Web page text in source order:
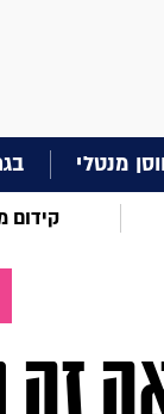
מנטלי
קידום